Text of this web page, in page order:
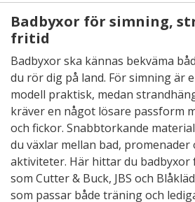
Badbyxor för simning,
fritid
Badbyxor ska kännas bekväma
du rör dig på land. För simning är
modell praktisk, medan
kräver en något lösare passform
och fickor. Snabbtorkande
du växlar mellan bad, promenader
aktiviteter. Här hittar du badbyxor
som Cutter & Buck, JBS och
som passar både träning och